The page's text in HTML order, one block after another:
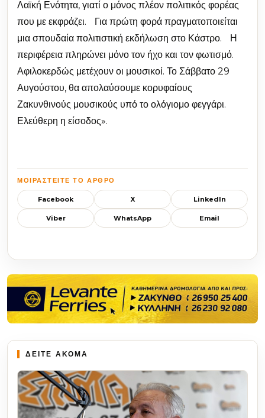
Λαϊκή Ενότητα, γιατί ο μόνος πλέον πολιτικός φορέας
που με εκφράζει. Για πρώτη φορά πραγματοποιείται
μια σπουδαία πολιτιστική εκδήλωση στο Κάστρο. Η
περιφέρεια πληρώνει μόνο τον ήχο και τον φωτισμό.
Αφιλοκερδώς μετέχουν οι μουσικοί. Το Σάββατο 29
Αυγούστου, θα απολαύσουμε κορυφαίους
Ζακυνθινούς μουσικούς υπό το ολόγιομο φεγγάρι.
Ελεύθερη η είσοδος».
ΜΟΙΡΑΣΤΕΊΤΕ ΤΟ ΆΡΘΡΟ
Facebook X LinkedIn
Viber WhatsApp Email
ΔΕΙΤΕ ΑΚΟΜΑ